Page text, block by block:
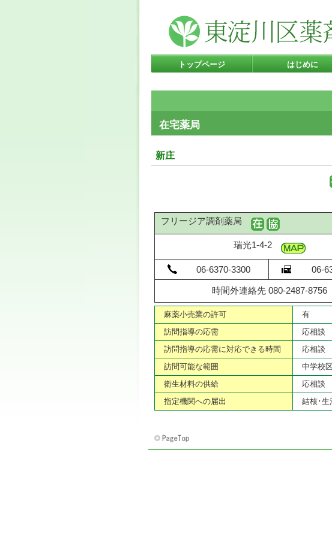
在宅薬局
新庄
フリージア調剤薬局
瑞光1-4-2
06-6370-3300 06-
時間外連絡先 080-2487-8756
麻薬小売業の許可
有
訪問指導の応需
応相談
訪問指導の応需に対応できる時間
応相談
訪問可能な範囲
中学校
衛生材料の供給
応相談
指定機関への届出
結核･生
トップページ はじめに